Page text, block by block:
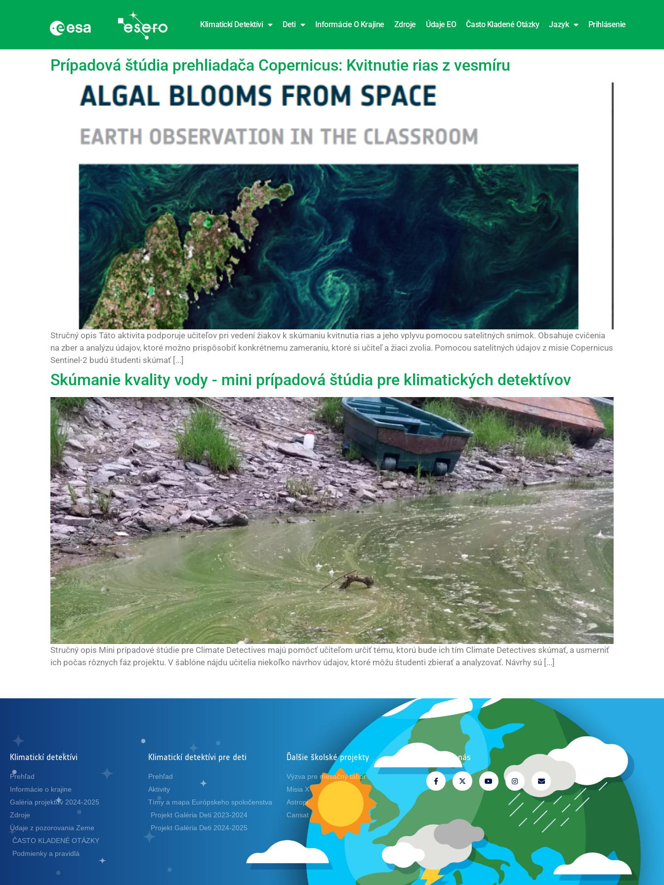
Klimatickí Detektívi Deti Informácie O Krajine Zdroje Údaje EO Často Kladené Otázky Jazyk Prihlásenie
Značka:Kvalita vody
Prípadová štúdia prehliadača Copernicus: Kvitnutie rias z vesmíru
Stručný opis Táto aktivita podporuje učiteľov pri vedení žiakov k skúmaniu kvitnutia rias a jeho vplyvu pomocou satelitných snímok. Obsahuje cvičenia
na zber a analýzu údajov, ktoré možno prispôsobiť konkrétnemu zameraniu, ktoré si učiteľ a žiaci zvolia. Pomocou satelitných údajov z misie Copernicus
Sentinel-2 budú študenti skúmať [...]
Skúmanie kvality vody - mini prípadová štúdia pre klimatických detektívov
Stručný opis Mini prípadové štúdie pre Climate Detectives majú pomôcť učiteľom určiť tému, ktorú bude ich tím Climate Detectives skúmať, a usmerniť
ich počas rôznych fáz projektu. V šablóne nájdu učitelia niekoľko návrhov údajov, ktoré môžu študenti zbierať a analyzovať. Návrhy sú [...]
Klimatickí detektívi
Prehľad
Informácie o krajine
Galéria projektov 2024-2025
Zdroje
Údaje z pozorovania Zeme
ČASTO KLADENÉ OTÁZKY
Podmienky a pravidlá
Klimatickí detektívi pre deti
Prehľad
Aktivity
Tímy a mapa Európskeho spoločenstva
Projekt Galéria Deti 2023-2024
Projekt Galéria Deti 2024-2025
Ďalšie školské projekty
Výzva pre mesačný tábor
Misia X
Astropi
Cansat
Sledujte nás